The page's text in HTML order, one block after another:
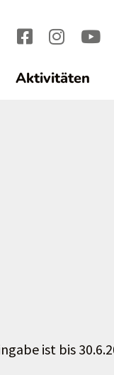
Aktivitäten
ist bis